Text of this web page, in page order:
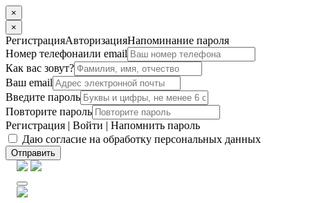
×
×
РегистрацияАвторизацияНапоминание пароля
Номер телефонаили email
Как вас зовут?
Ваш email
Введите пароль
Повторите пароль
Регистрация | Войти | Напомнить пароль
Даю согласие на обработку персональных данных
Отправить